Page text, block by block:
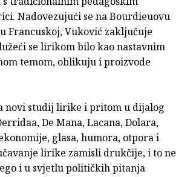
Nadovezujući se na Bourdieuovu
Francuskoj, Vuković zaključuje
se lirikom bilo kao nastavnim
temom, oblikuju i proizvode
novi studij lirike i pritom u dijalog
De Mana, Lacana, Dolara,
glasa, humora, otpora i
lirike zamisli drukčije, i to ne
i u svjetlu političkih pitanja